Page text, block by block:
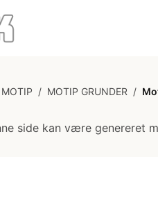
MOTIP / MOTIP GRUNDER /
side kan være genereret